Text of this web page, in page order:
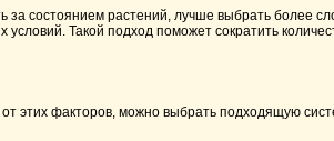
за состоянием растений, лучше выбрать более
Такой подход поможет сократить
этих факторов, можно выбрать подходящую